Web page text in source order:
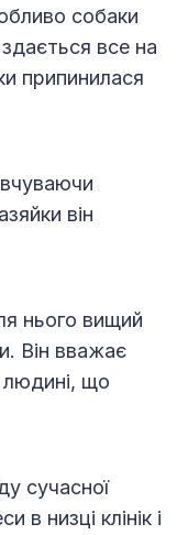
собаки
все на
припинилася
він
нього вищий
Він вважає
що
сучасної
в низці клінік і